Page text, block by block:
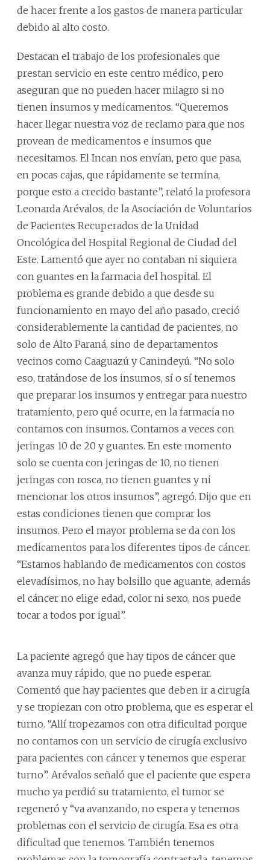
de hacer frente a los gastos de manera particular
debido al alto costo.
Destacan el trabajo de los profesionales que
prestan servicio en este centro médico, pero
aseguran que no pueden hacer milagro si no
tienen insumos y medicamentos. “Queremos
hacer llegar nuestra voz de reclamo para que nos
provean de medicamentos e insumos que
necesitamos. El Incan nos envían, pero que pasa,
en pocas cajas, que rápidamente se termina,
porque esto a crecido bastante”, relató la profesora
Leonarda Arévalos, de la Asociación de Voluntarios
de Pacientes Recuperados de la Unidad
Oncológica del Hospital Regional de Ciudad del
Este. Lamentó que ayer no contaban ni siquiera
con guantes en la farmacia del hospital. El
problema es grande debido a que desde su
funcionamiento en mayo del año pasado, creció
considerablemente la cantidad de pacientes, no
solo de Alto Paraná, sino de departamentos
vecinos como Caaguazú y Canindeyú. “No solo
eso, tratándose de los insumos, sí o sí tenemos
que preparar los insumos y entregar para nuestro
tratamiento, pero qué ocurre, en la farmacia no
contamos con insumos. Contamos a veces con
jeringas 10 de 20 y guantes. En este momento
solo se cuenta con jeringas de 10, no tienen
jeringas con rosca, no tienen guantes y ni
mencionar los otros insumos”, agregó. Dijo que en
estas condiciones tienen que comprar los
insumos. Pero el mayor problema se da con los
medicamentos para los diferentes tipos de cáncer.
“Estamos hablando de medicamentos con costos
elevadísimos, no hay bolsillo que aguante, además
el cáncer no elige edad, color ni sexo, nos puede
tocar a todos por igual”.
La paciente agregó que hay tipos de cáncer que
avanza muy rápido, que no puede esperar.
Comentó que hay pacientes que deben ir a cirugía
y se tropiezan con otro problema, que es esperar el
turno. “Allí tropezamos con otra dificultad porque
no contamos con un servicio de cirugía exclusivo
para pacientes con cáncer y tenemos que esperar
turno”. Arévalos señaló que el paciente que espera
mucho ya perdió su tratamiento, el tumor se
regeneró y “va avanzando, no espera y tenemos
problemas con el servicio de cirugía. Esa es otra
dificultad que tenemos. También tenemos